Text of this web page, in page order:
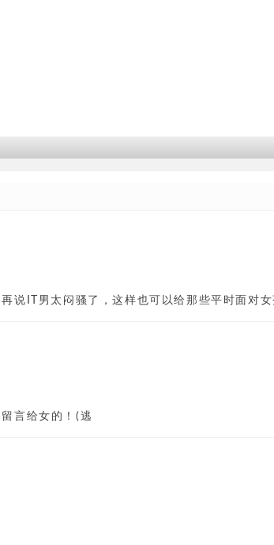
说IT男太闷骚了，这样也可以给那些平时面对
言给女的！(逃